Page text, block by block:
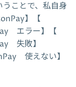
ことで、私自身
】【
エラー】【
失敗】
使えない】